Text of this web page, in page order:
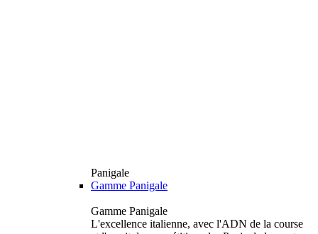
Panigale
Gamme Panigale
Gamme Panigale
L'excellence italienne, avec l'ADN de la course